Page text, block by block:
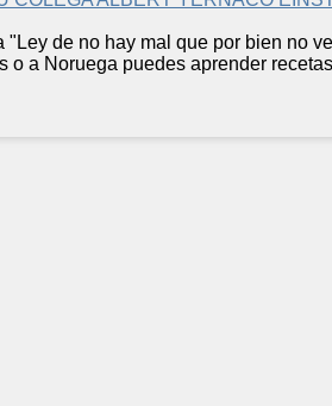
de no hay mal que por bien no
o a Noruega puedes aprender receta